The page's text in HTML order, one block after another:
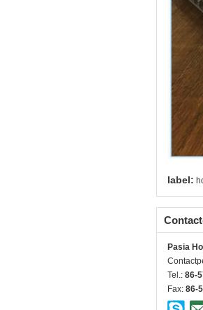
label:
Pasia
Tel.: 86-
Fax: 86-